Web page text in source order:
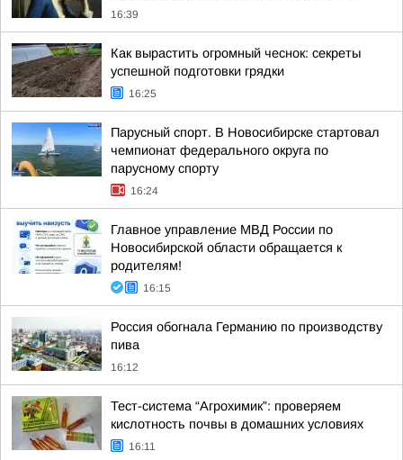
16:39
Как вырастить огромный чеснок: секреты
успешной подготовки грядки
16:25
Парусный спорт. В Новосибирске стартовал
чемпионат федерального округа по
парусному спорту
16:24
Главное управление МВД России по
Новосибирской области обращается к
родителям!
16:15
Россия обогнала Германию по производству
пива
16:12
Тест-система “Агрохимик”: проверяем
кислотность почвы в домашних условиях
16:11